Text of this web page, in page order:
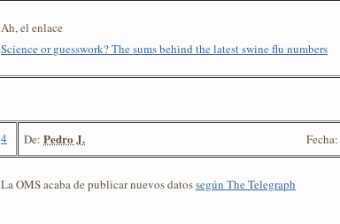
Ah, el enlace
Science or guesswork? The sums behind the latest swine flu numbers
4 De: Pedro J. Fecha:
La OMS acaba de publicar nuevos datossegún The Telegraph